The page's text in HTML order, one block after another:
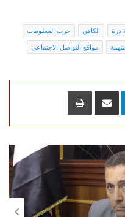
درة الكاهن
حرب المعلومات
مواقع التواصل الاجتماعي
Telegramمشاركة عبر البريد طباعة